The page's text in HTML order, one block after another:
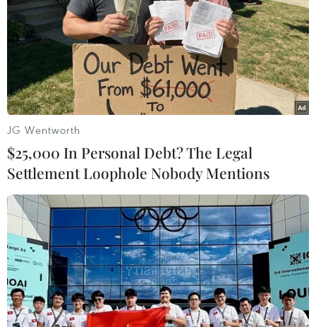
dụng “giấy phép lái máy bay đáng ngờ.”/.
(Vietnam+)
#Bamboo Airways
#phi công Bamboo Airways
JG Wentworth
$25,000 In Personal Debt? The Legal
Settlement Loophole Nobody Mentions